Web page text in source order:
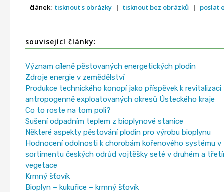
článek: tisknout s obrázky | tisknout bez obrázků | poslat
související články:
Význam cíleně pěstovaných energetických plodin
Zdroje energie v zemědělství
Produkce technického konopí jako příspěvek k revitalizaci
antropogenně exploatovaných okresů Ústeckého kraje
Co to roste na tom poli?
Sušení odpadním teplem z bioplynové stanice
Některé aspekty pěstování plodin pro výrobu bioplynu
Hodnocení odolnosti k chorobám kořenového systému v
sortimentu českých odrůd vojtěšky seté v druhém a
vegetace
Krmný šťovík
Bioplyn – kukuřice – krmný šťovík